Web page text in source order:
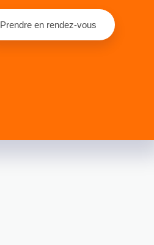
Prendre en rendez-vous